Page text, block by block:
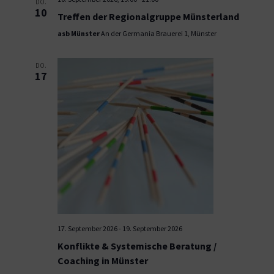
DO.
10 Treffen der Regionalgruppe Münsterland
asb MünsterAn der Germania Brauerei 1, Münster
DO.
17
17. September 2026- 19. September 2026
Konflikte & Systemische Beratung /
Coaching in Münster